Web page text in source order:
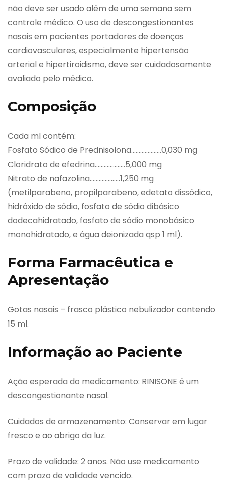
não deve ser usado além de uma semana sem
controle médico. O uso de descongestionantes
nasais em pacientes portadores de doenças
cardiovasculares, especialmente hipertensão
arterial e hipertiroidismo, deve ser cuidadosamente
avaliado pelo médico.
Composição
Cada ml contém:
Fosfato Sódico de Prednisolona………………..0,030 mg
Cloridrato de efedrina………………..5,000 mg
Nitrato de nafazolina………………..1,250 mg
(metilparabeno, propilparabeno, edetato dissódico,
hidróxido de sódio, fosfato de sódio dibásico
dodecahidratado, fosfato de sódio monobásico
monohidratado, e água deionizada qsp 1 ml).
Forma Farmacêutica e
Apresentação
Gotas nasais – frasco plástico nebulizador contendo
15 ml.
Informação ao Paciente
Ação esperada do medicamento: RINISONE é um
descongestionante nasal.
Cuidados de armazenamento: Conservar em lugar
fresco e ao abrigo da luz.
Prazo de validade: 2 anos. Não use medicamento
com prazo de validade vencido.